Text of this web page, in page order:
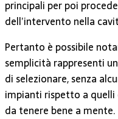
principali per poi
dell’intervento nella
Pertanto è possibile
semplicità rappresenti
di selezionare, senza
impianti rispetto a
da tenere bene a mente.